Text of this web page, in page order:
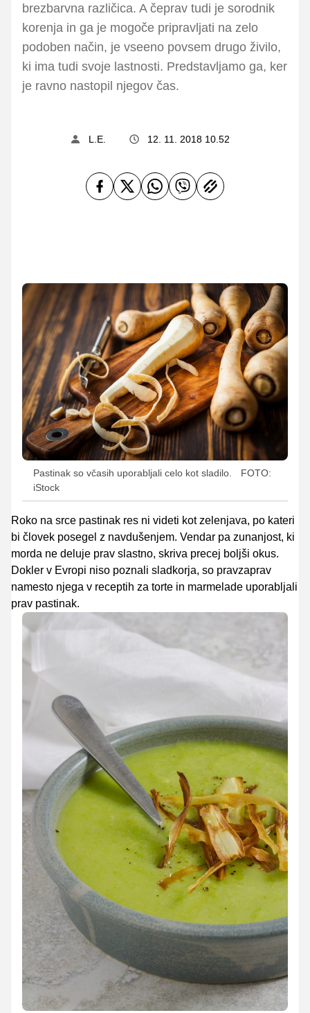
brezbarvna različica. A čeprav tudi je sorodnik
korenja in ga je mogoče pripravljati na zelo
podoben način, je vseeno povsem drugo živilo,
ki ima tudi svoje lastnosti. Predstavljamo ga, ker
je ravno nastopil njegov čas.
L.E. 12. 11. 2018 10.52
Pastinak so včasih uporabljali celo kot sladilo.
FOTO:
iStock
Roko na srce pastinak res ni videti kot zelenjava, po kateri
bi človek posegel z navdušenjem. Vendar pa zunanjost, ki
morda ne deluje prav slastno, skriva precej boljši okus.
Dokler v Evropi niso poznali sladkorja, so pravzaprav
namesto njega v receptih za torte in marmelade uporabljali
prav pastinak.